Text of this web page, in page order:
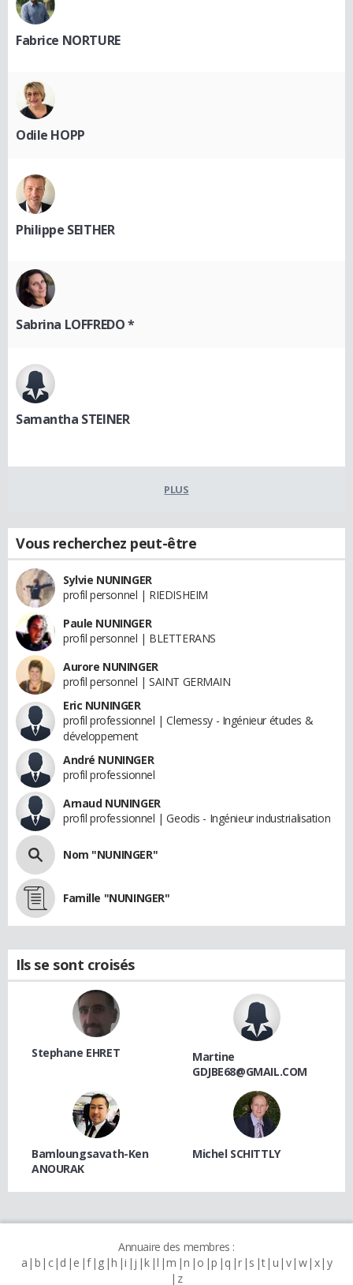
Fabrice NORTURE
Odile HOPP
Philippe SEITHER
Sabrina LOFFREDO *
Samantha STEINER
PLUS
Vous recherchez peut-être
Sylvie NUNINGER
profil personnel | RIEDISHEIM
Paule NUNINGER
profil personnel | BLETTERANS
Aurore NUNINGER
profil personnel | SAINT GERMAIN
Eric NUNINGER
profil professionnel | Clemessy - Ingénieur études &
développement
André NUNINGER
profil professionnel
Arnaud NUNINGER
profil professionnel | Geodis - Ingénieur industrialisation
Nom "NUNINGER"
Famille "NUNINGER"
Ils se sont croisés
Stephane EHRET
Martine
GDJBE68@GMAIL.COM
Bamloungsavath-Ken
ANOURAK
Michel SCHITTLY
Annuaire des membres :
a b c d e f g h i j k l m n o p q r s t u v w x y
z